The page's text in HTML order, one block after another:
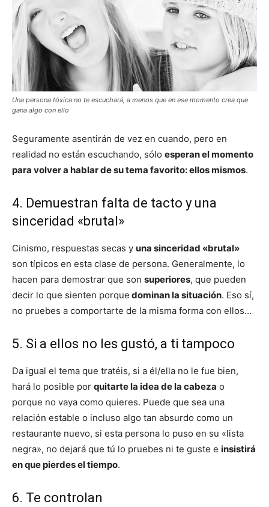
Una persona tóxica no te escuchará, a menos que en ese momento crea que
gana algo con ello
Seguramente asentirán de vez en cuando, pero en
realidad no están escuchando, sólo esperan el momento
para volver a hablar de su tema favorito: ellos mismos.
4. Demuestran falta de tacto y una
sinceridad «brutal»
Cinismo, respuestas secas y una sinceridad «brutal»
son típicos en esta clase de persona. Generalmente, lo
hacen para demostrar que son superiores, que pueden
decir lo que sienten porque dominan la situación. Eso sí,
no pruebes a comportarte de la misma forma con ellos…
5. Si a ellos no les gustó, a ti tampoco
Da igual el tema que tratéis, si a él/ella no le fue bien,
hará lo posible por quitarte la idea de la cabeza o
porque no vaya como quieres. Puede que sea una
relación estable o incluso algo tan absurdo como un
restaurante nuevo, si esta persona lo puso en su «lista
negra», no dejará que tú lo pruebes ni te guste e insistirá
en que pierdes el tiempo.
6. Te controlan